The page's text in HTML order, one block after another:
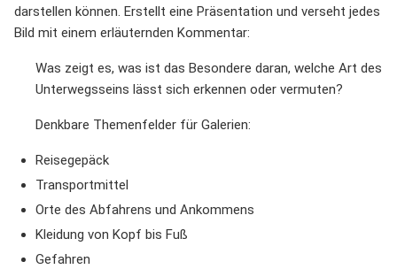
darstellen können. Erstellt eine Präsentation und verseht jedes
Bild mit einem erläuternden Kommentar:
Was zeigt es, was ist das Besondere daran, welche Art des
Unterwegsseins lässt sich erkennen oder vermuten?
Denkbare Themenfelder für Galerien:
Reisegepäck
Transportmittel
Orte des Abfahrens und Ankommens
Kleidung von Kopf bis Fuß
Gefahren